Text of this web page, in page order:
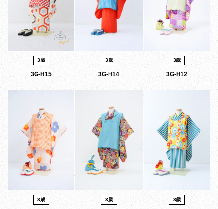
3歳
3G-H15
3歳
3G-H14
3歳
3G-H12
3歳 3歳 3歳